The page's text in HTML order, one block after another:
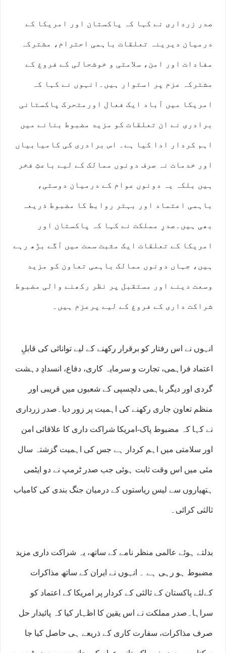
صدر زرداری نے کہا کہ پاکستان اور امریکا کے
درمیان دیرینہ تعلقات باہمی احترام، مشترکہ
مفادات اور امن، سلامتی و خوشحالی کے فروغ کے
مشترکہ عزم پر استوار ہیں۔انہوں نے کہا کہ
امریکا میں آباد ایک فعال اورمتحرک پاکستانی
برادری نے ان تعلقات کو مزید مضبوط بنانے میں
اہم کردار ادا کیا ہے۔ اس برادری کی کامیابیاں
اور خدمات نہ صرف دونوں ممالک کے لیے باعثِ فخر
ہیں بلکہ یہ دونوں عوام کے درمیان دوستی،
باہمی اعتماد اور بہتر روابط کا مضبوط ذریعہ
بھی ہیں۔صدرِ مملکت نے کہا کہ پاکستان اور
امریکا کے تعلقات ایک مثبت سمت میں آگے بڑھ رہے
ہیں، جہاں دونوں ممالک باہمی تعاون کو مزید
وسعت دینے اور مستقبل پر نظر رکھنے والی مضبوط
شراکت داری کے فروغ کے لیے پرعزم ہیں۔
انہوں نے اس رفتار کو برقرار رکھنے کے لیے توانائی کی قابلِ
اعتماد فراہمی، تجارت و سرمایہ کاری، دفاع، انسدادِ دہشت
گردی اور دیگر باہمی دلچسپی کے شعبوں میں قریبی اور
منظم تعاون جاری رکھنے کی اہمیت پر زور دیا۔صدر زرداری
نے کہا کہ مضبوط پاک-امریکا شراکت داری کا علاقائی امن
اور سلامتی میں اہم کردار ہے جس کی اہمیت گزشتہ سال
مئی میں اس وقت ثابت ہوئی جب صدر ٹرمپ نے دو ایٹمی
ہتھیاروں سے لیس ریاستوں کے درمیان جنگ بندی کی کامیاب
ثالثی کرائی۔
بدلتے ہوئے عالمی منظر نامے کے ساتھ، یہ شراکت داری مزید
مضبوط ہو رہی ہے ۔ انہوں نے ایران کے ساتھ مذاکرات
کےلئے پاکستان کے ثالثی کے کردار پر امریکا کے اعتماد کو
سراہا۔صدر مملکت نے اس یقین کا اظہار کیا کہ پائیدار حل
صرف مذاکرات، سفارت کاری کے ذریعے ہی حاصل کیا جا